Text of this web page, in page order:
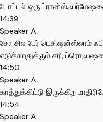
டோட்டல் ஒரு
14:39
Speaker A
சோ சில பேர் டெசிஷன்ஸ்லாம்
எடுக்கறதுக்கும் சரி,
14:50
Speaker A
காத்துக்கிட்டு இருக்கிற
14:54
Speaker A